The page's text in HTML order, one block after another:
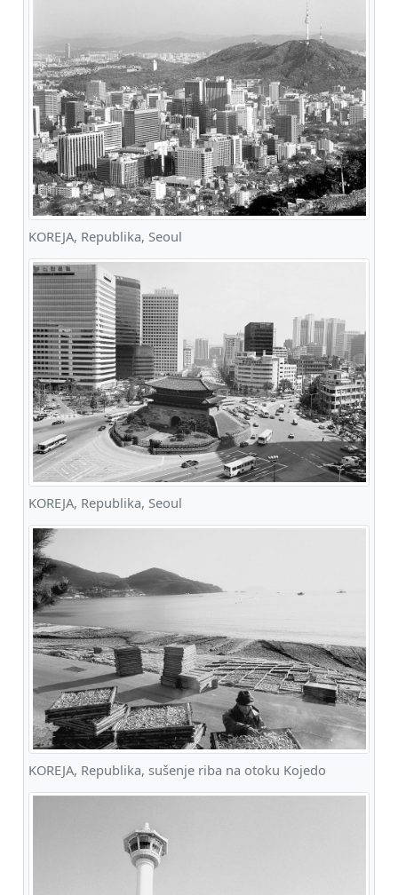
KOREJA, Republika, Seoul
KOREJA, Republika, Seoul
KOREJA, Republika, sušenje riba na otoku Kojedo